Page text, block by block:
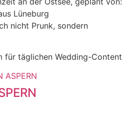
nicht Prunk, sondern
für täglichen Wedding-Content